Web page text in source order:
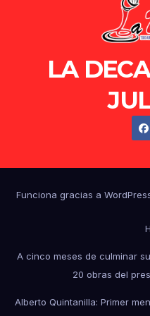
LA
Funciona gracias a
A cinco meses de culminar
20 obras del
Alberto Quintanilla: Primer